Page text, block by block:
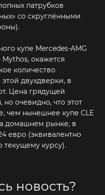
патрубков
со скруглёнными
купе Mercedes-AMG
окажется
количество
двухдверки, в
Цена грядущей
очевидно, что этот
чем нынешнее купе CLE
домашнем рынке, в
евро (эквивалентно
курсу).
новость?